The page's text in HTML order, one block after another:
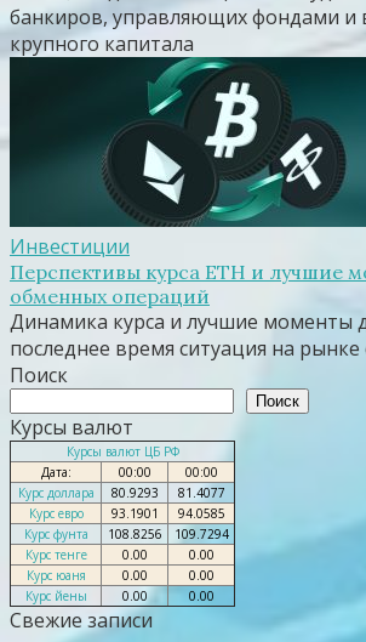
банкиров, управляющих фондами и
крупного капитала
Инвестиции
Перспективы курса ETH и лучшие
обменных операций
Динамика курса и лучшие моменты
последнее время ситуация на рынке
Поиск
Поиск
Курсы валют
Курсы валют ЦБ РФ
Дата:
00:00
00:00
Курс доллара
80.9293
81.4077
Курс евро
93.1901
94.0585
Курс фунта
108.8256
109.7294
Курс тенге
0.00
0.00
Курс юаня
0.00
0.00
Курс йены
0.00 0.00
Свежие записи